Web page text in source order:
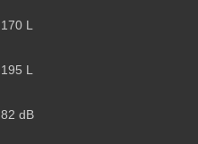
170 L
195 L
82 dB